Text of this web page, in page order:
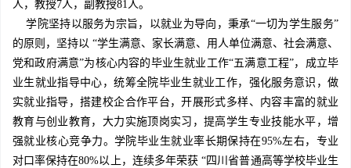
人，教授7人，副教授81人。
学院坚持以服务为宗旨，以就业为导向，秉承“一切为学生服务”
的原则，坚持以 “学生满意、家长满意、用人单位满意、社会满意、
党和政府满意”为核心内容的毕业生就业工作“五满意工程”，成立毕
业生就业指导中心，统筹全院毕业生就业工作，强化服务意识，做
实就业指导，搭建校企合作平台，开展形式多样、内容丰富的就业
教育与创业教育，大力实施顶岗实习，提高学生专业技能水平，增
强就业核心竞争力。学院毕业生就业率长期保持在95%左右，专业
对口率保持在80%以上，连续多年荣获 “四川省普通高等学校毕业生